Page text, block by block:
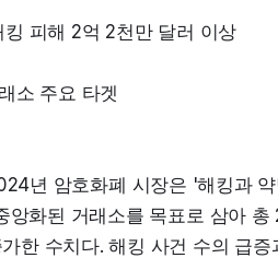
피해 2억 2천만 달러 이상
소 주요 타겟
년 암호화폐 시장은 '해킹과
앙화된 거래소를 목표로 삼아
한 수치다. 해킹 사건 수의 급